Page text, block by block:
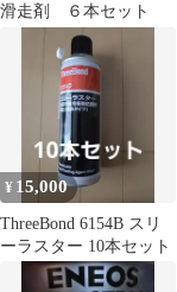
滑走剤 ６本セット
¥ 15,000
ThreeBond 6154B スリ
ーラスター 10本セット